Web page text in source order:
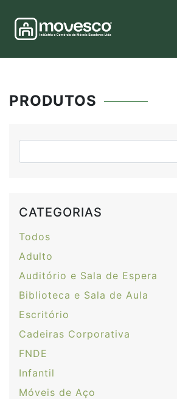
PRODUTOS
CATEGORIAS
Todos
Adulto
Auditório e Sala de Espera
Biblioteca e Sala de Aula
Escritório
Cadeiras Corporativa
FNDE
Infantil
Móveis de Aço